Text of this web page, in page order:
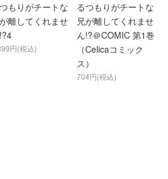
もりがチートな
離してくれませ
円(税込)
るつもりがチートな
兄が離してくれませ
ん!?＠COMIC 第1巻
（Celicaコミック
ス）
704円(税込)